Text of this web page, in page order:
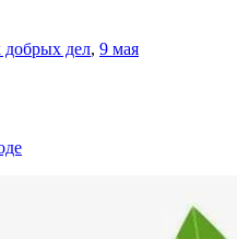
добрых дел, 9 мая